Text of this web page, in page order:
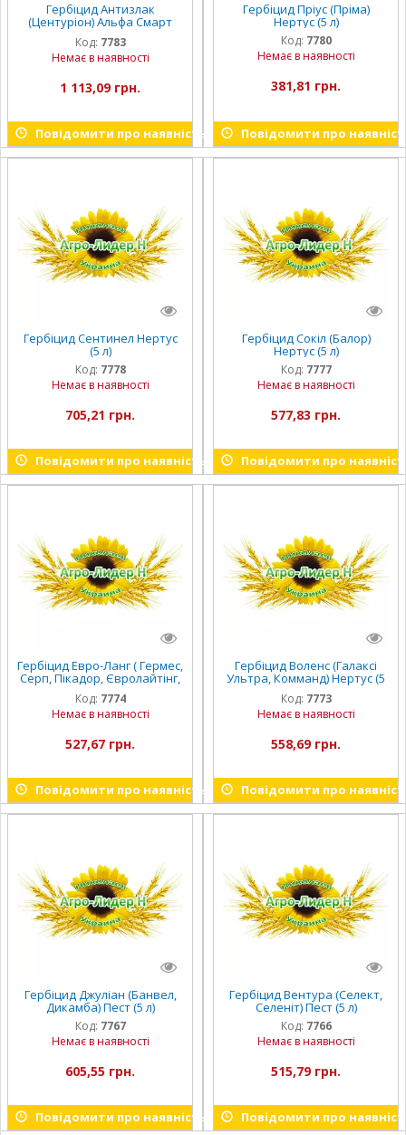
Гербіцид Антизлак
(Центуріон) Альфа Смарт
Агро (5 л)
Код: 7783
Немає в наявності
1 113,09 грн.
Повідомити про наявність
Гербіцид Пріус (Пріма)
Нертус (5 л)
Код: 7780
Немає в наявності
381,81 грн.
Повідомити про
Гербіцид Сентинел Нертус
(5 л)
Код: 7778
Немає в наявності
705,21 грн.
Повідомити про наявність
Гербіцид Сокіл (Балор)
Нертус (5 л)
Код: 7777
Немає в наявності
577,83 грн.
Повідомити про
Гербіцид Евро-Ланг ( Гермес,
Серп, Пікадор, Євролайтінг,
Євро-лайтінг) Нертус (5 л)
Код: 7774
Немає в наявності
527,67 грн.
Повідомити про наявність
Гербіцид Воленс (Галаксі
Ультра, Комманд) Нертус (5
л)
Код: 7773
Немає в наявності
558,69 грн.
Повідомити про
Гербіцид Джуліан (Банвел,
Дикамба) Пест (5 л)
Код: 7767
Немає в наявності
605,55 грн.
Повідомити про наявність
Гербіцид Вентура (Селект,
Селеніт) Пест (5 л)
Код: 7766
Немає в наявності
515,79 грн.
Повідомити про